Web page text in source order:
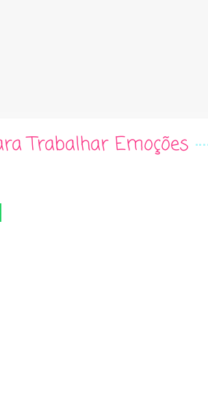
Trabalhar Emoções